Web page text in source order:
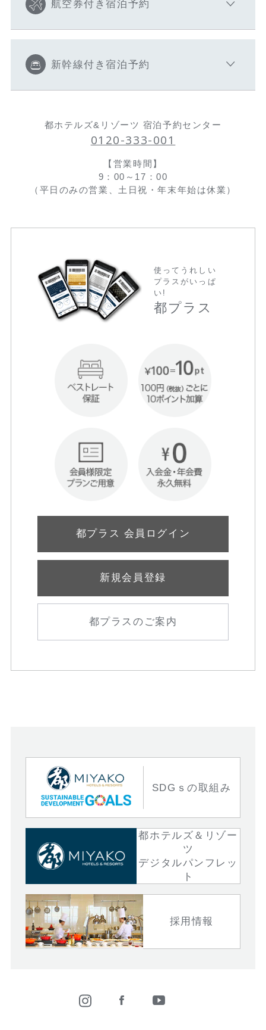
航空券付き宿泊予約
新幹線付き宿泊予約
都ホテルズ&リゾーツ 宿泊予約センター
0120-333-001
【営業時間】
9：00～17：00
（平日のみの営業、土日祝・年末年始は休業）
使ってうれしい
プラスがいっぱ
い!
都プラス
都プラス 会員ログイン
新規会員登録
都プラスのご案内
SDGｓの取組み
都ホテルズ＆リゾー
ツ
デジタルパンフレッ
ト
採用情報